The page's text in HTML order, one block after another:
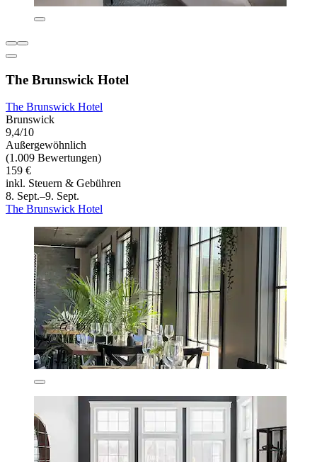
The Brunswick Hotel
The Brunswick Hotel
Brunswick
9,4/10
Außergewöhnlich
(1.009 Bewertungen)
159 €
inkl. Steuern & Gebühren
8. Sept.–9. Sept.
The Brunswick Hotel